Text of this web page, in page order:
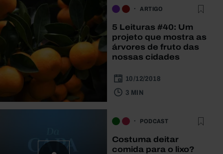
ARTIGO
5 Leituras #40: Um
projeto que mostra as
árvores de fruto das
nossas cidades
10/12/2018
3 MIN
PODCAST
Costuma deitar
comida para o lixo?